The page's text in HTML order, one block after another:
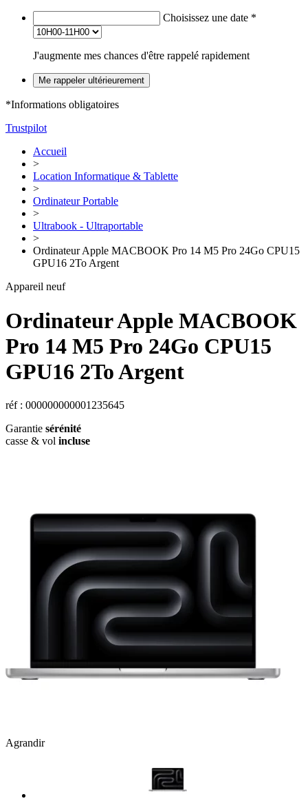
Choisissez une date *
J'augmente mes chances d'être rappelé rapidement
Me rappeler ultérieurement
*Informations obligatoires
Trustpilot
Accueil
>
Location Informatique & Tablette
>
Ordinateur Portable
>
Ultrabook - Ultraportable
>
Ordinateur Apple MACBOOK Pro 14 M5 Pro 24Go CPU15
GPU16 2To Argent
Appareil neuf
Ordinateur Apple MACBOOK
Pro 14 M5 Pro 24Go CPU15
GPU16 2To Argent
réf : 000000000001235645
Garantie sérénité
casse & vol incluse
Agrandir